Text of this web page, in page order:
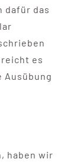
dafür das
es
Ausübung
haben wir